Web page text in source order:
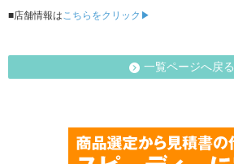
■店舗情報はこちらをクリック▶
一覧ページへ戻る